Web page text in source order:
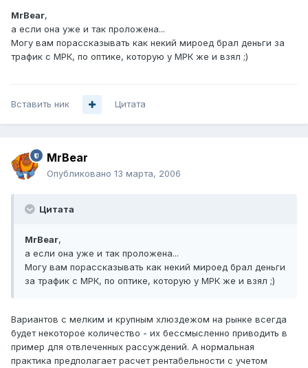
MrBear,
а если она уже и так проложена...
Могу вам порассказывать как некий мироед брал деньги за
трафик с МРК, по оптике, которую у МРК же и взял ;)
Вставить ник Цитата
MrBear
Опубликовано 13 марта, 2006
Цитата
MrBear,
а если она уже и так проложена...
Могу вам порассказывать как некий мироед брал деньги
за трафик с МРК, по оптике, которую у МРК же и взял ;)
Вариантов с мелким и крупным хлюздежом на рынке всегда
будет некоторое количество - их бессмысленно приводить в
пример для отвлеченных рассуждений. А нормальная
практика предполагает расчет рентабельности с учетом